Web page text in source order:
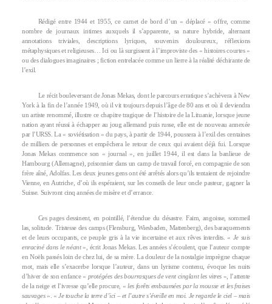
Rédigé entre 1944 et 1955, ce carnet de bord d’un « déplacé » offre, comme
nombre de journaux intimes auxquels il s’apparente, sa nature hybride, alternant
annotations triviales, descriptions lyriques, souvenirs douloureux, réflexions
métaphysiques et religieuses… Ici ou là surgissent à l’improviste des « histoires courtes »
ou des dialogues imaginaires ; fiction entrelacée comme un lierre à la réalité déchirante de
l’exil.
Le récit bouleversant de Jonas Mekas, dont le parcours erratique s’achèvera à New
York à la fin de l’année 1949, où il vit toujours depuis l’âge de 80 ans et où il deviendra
un artiste renommé, illustre ce chapitre tragique de l’histoire de la Lituanie, lorsque jeune
nation ayant réussi à échapper au joug allemand puis russe, elle est de nouveau annexée
par l’URSS. La « soviétisation » du pays, à partir de 1944, poussera à l’exil des centaines
de milliers de personnes et empêchera le retour de ceux qui avaient déjà fui. Lorsque
Jonas Mekas commence son « journal », en juillet 1944, il est dans la banlieue de
Hambourg (Allemagne), prisonnier dans un camp de travail forcé, en compagnie de son
frère aîné, Adolfas. Les deux jeunes gens ont été arrêtés alors qu’ils tentaient de rejoindre
Vienne, en Autriche, d’où ils espéraient, sur les conseils de leur oncle pasteur, gagner la
Suisse. Suivront cinq années de misère et d’errance.
Ces pages dessinent, en pointillé, l’étendue du désastre. Faim, angoisse, sommeil
las, solitude. Tristesse des camps (Flensburg, Wiesbaden, Mattenberg), des baraquements
et de leurs occupants, ce peuple gris à la vie incertaine et aux rêves interdits. « Je suis
enraciné dans le néant», écrit Jonas Mekas. Les années s’écoulent, que l’auteur compte
en Noëls passés loin de chez lui, de sa mère. La douleur de la nostalgie imprègne chaque
mot, mais elle s’exacerbe lorsque l’auteur, dans un lyrisme contenu, évoque les nuits
d’hiver de son enfance « protégées des bourrasques de vent cinglant les vitres », l’attente
de la neige et l’ivresse qu’elle procure, « les forêts embaumées par la mousse et les fraises
sauvages». «Je touche la terre d’ici – et l’autre s’éveille en moi. Je regarde le ciel – mais